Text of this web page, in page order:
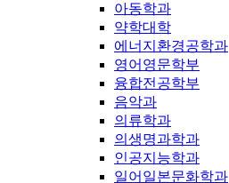
아동학과
약학대학
에너지환경공학과
영어영문학부
융합전공학부
음악과
의류학과
의생명과학과
인공지능학과
일어일본문화학과